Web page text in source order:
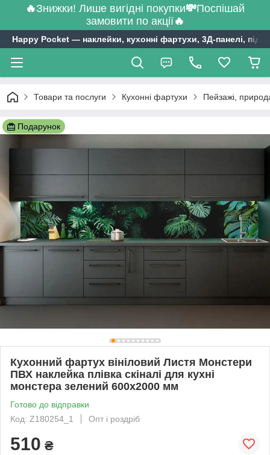
🔥Знижки! Лише вигідні покупки💸Поспішай
замовити по акції🔥
Happy Pocket ― наклейки, кухонні фартухи, 3Д-панелі,
Товари та послуги Кухонні фартухи Пейзажі,
Подарунок
Кухонний фартух вініловий Листя Монстери
ПВХ наклейка плівка скіналі для кухні
монстера зелений 600х2000 мм
Готово до відправки
Код: Z180254_1
Опт і роздріб
510 ₴